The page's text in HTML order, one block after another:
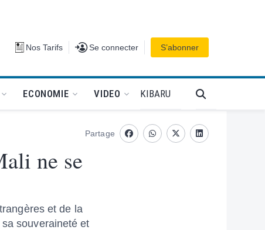
Nos Tarifs Se connecter
Se connecter S’abonner
ECONOMIE VIDEO KIBARU
ne se
et de la
souveraineté et
Partage
FacebookwhatsappTwitterLinkedin